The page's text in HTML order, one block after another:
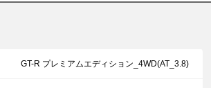
GT-R プレミアムエディション_4WD(AT_3.8)